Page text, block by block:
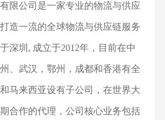
限公司是一家专业的物流与供应
造一流的全球物流与供应链服务
深圳, 成立于2012年，目前在中
、武汉，鄂州，成都和香港有全
马来西亚设有子公司，在世界大
合作的代理，公司核心业务包括